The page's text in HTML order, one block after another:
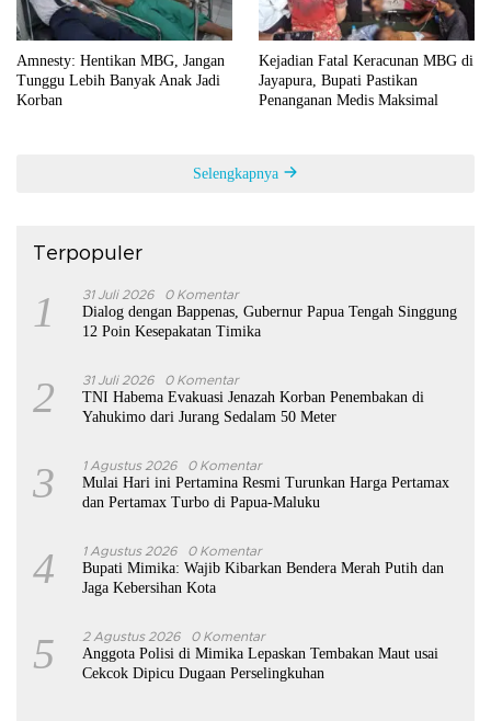
Amnesty: Hentikan MBG, Jangan
Tunggu Lebih Banyak Anak Jadi
Korban
Kejadian Fatal Keracunan MBG di
Jayapura, Bupati Pastikan
Penanganan Medis Maksimal
Selengkapnya
Terpopuler
1 31 Juli 2026 0 Komentar
Dialog dengan Bappenas, Gubernur Papua Tengah Singgung
12 Poin Kesepakatan Timika
2 31 Juli 2026 0 Komentar
TNI Habema Evakuasi Jenazah Korban Penembakan di
Yahukimo dari Jurang Sedalam 50 Meter
3 1 Agustus 2026 0 Komentar
Mulai Hari ini Pertamina Resmi Turunkan Harga Pertamax
dan Pertamax Turbo di Papua-Maluku
4 1 Agustus 2026 0 Komentar
Bupati Mimika: Wajib Kibarkan Bendera Merah Putih dan
Jaga Kebersihan Kota
5 2 Agustus 2026 0 Komentar
Anggota Polisi di Mimika Lepaskan Tembakan Maut usai
Cekcok Dipicu Dugaan Perselingkuhan